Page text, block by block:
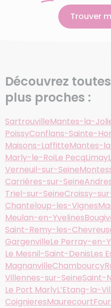
Trouver
Découvrez
plus proches :
SartrouvilleMantes-la-
PoissyConflans-Sainte-
Maisons-LaffitteMantes-
Marly-le-RoiLe PecqLimay
Verneuil-sur-Seine
Carrières-sur-Seine
Triel-sur-SeineCroissy-
Chanteloup-les-Vignes
Meulan-en-Yvelines
Saint-Remy-les-
GargenvilleLe Perray-en-
Le Mesnil-Saint-DenisLes
MagnanvilleChambourcy
Villennes-sur-SeineSaint-
Le Port MarlyL’Etang-la-
CoignieresMaurecourt